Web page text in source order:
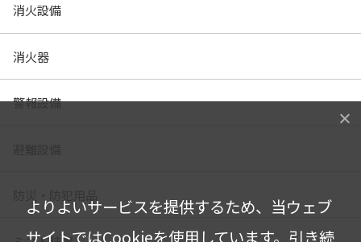
消火設備
消火器
警報設備
よりよいサービスを提供するため、当ウェブ
サイトではCookieを使用しています。 引き続